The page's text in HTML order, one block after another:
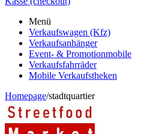
Menü
Verkaufswagen (Kfz)
Verkaufsanhänger
Event- & Promotionmobile
Verkaufsfahrräder
Mobile Verkaufstheken
Homepage/stadtquartier